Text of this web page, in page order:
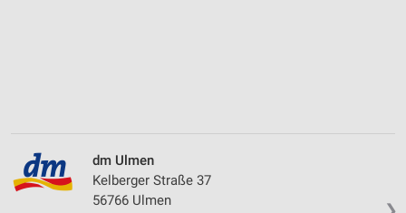
dm Ulmen
Kelberger Straße 37
56766 Ulmen